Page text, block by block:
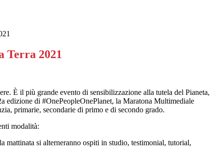
Terra 2021
È il più grande evento di sensibilizzazione alla tutela del Pianeta,
edizione di #OnePeopleOnePlanet, la Maratona Multimediale
primarie, secondarie di primo e di secondo grado.
modalità:
mattinata si alterneranno ospiti in studio, testimonial, tutorial,